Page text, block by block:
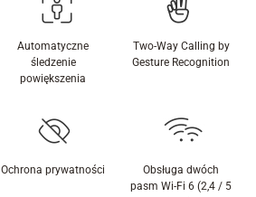
Automatyczne
śledzenie
powiększenia
Two-Way Calling by
Gesture Recognition
Ochrona prywatności
Obsługa dwóch
pasm Wi-Fi 6 (2,4 / 5